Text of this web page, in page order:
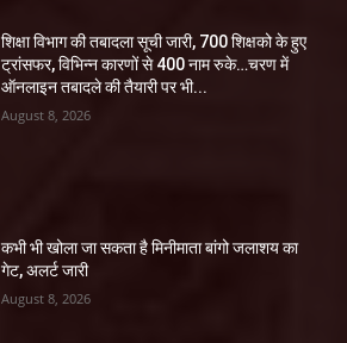
शिक्षा विभाग की तबादला सूची जारी, 700 शिक्षको के हुए
ट्रांसफर, विभिन्न कारणों से 400 नाम रुके…चरण में
ऑनलाइन तबादले की तैयारी पर भी...
August 8, 2026
कभी भी खोला जा सकता है मिनीमाता बांगो जलाशय का
गेट, अलर्ट जारी
August 8, 2026